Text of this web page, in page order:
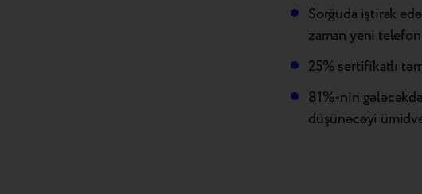
Sorğuda iştirak
zaman yeni
25% sertifikatlı
81%-nin
düşünəcəyi